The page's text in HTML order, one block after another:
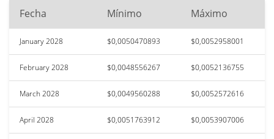
Fecha Mínimo Máximo
January 2028 $0,0050470893 $0,0052958001
February 2028 $0,0048556267 $0,0052136755
March 2028 $0,0049560288 $0,0052572616
April 2028 $0,0051763912 $0,0053907006